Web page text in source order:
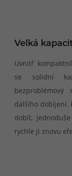
Velká
Uvnitř
se solidní
dalšího dobíjení.
dobít,
rychle ji znovu